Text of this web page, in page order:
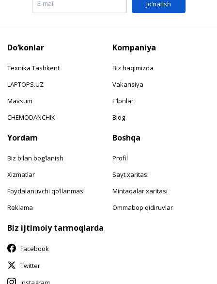
Jo‘natish
Do‘konlar
Texnika Tashkent
LAPTOPS.UZ
Mavsum
CHEMODANCHIK
Kompaniya
Biz haqimizda
Vakansiya
E‘lonlar
Blog
Yordam
Biz bilan bog‘lanish
Xizmatlar
Foydalanuvchi qo‘llanmasi
Reklama
Boshqa
Profil
Sayt xaritasi
Mintaqalar xaritasi
Ommabop qidiruvlar
Biz ijtimoiy tarmoqlarda
Facebook
Twitter